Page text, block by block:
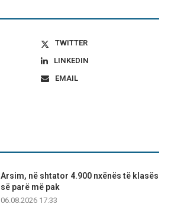
TWITTER
LINKEDIN
EMAIL
Arsim, në shtator 4.900 nxënës të klasës
së parë më pak
06.08.2026 17:33